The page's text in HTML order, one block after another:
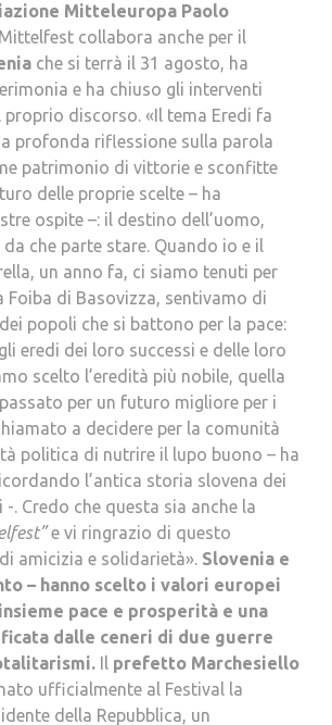
Mitteleuropa Paolo
collabora anche per il
che si terrà il 31 agosto, ha
e ha chiuso gli interventi
discorso. «Il tema Eredi fa
profonda riflessione sulla parola
patrimonio di vittorie e sconfitte
delle proprie scelte – ha
ospite –: il destino dell’uomo,
che parte stare. Quando io e il
un anno fa, ci siamo tenuti per
Foiba di Basovizza, sentivamo di
popoli che si battono per la pace:
eredi dei loro successi e delle loro
scelto l’eredità più nobile, quella
per un futuro migliore per i
a decidere per la comunità
politica di nutrire il lupo buono – ha
l’antica storia slovena dei
. Credo che questa sia anche la
e vi ringrazio di questo
amicizia e solidarietà». Slovenia e
– hanno scelto i valori europei
pace e prosperità e una
dalle ceneri di due guerre
Il prefetto Marchesiello
ufficialmente al Festival la
della Repubblica, un